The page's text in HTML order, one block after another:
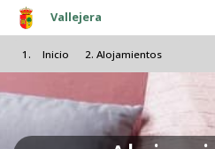
Pasar al
Vallejera
Inicio Alojamientos